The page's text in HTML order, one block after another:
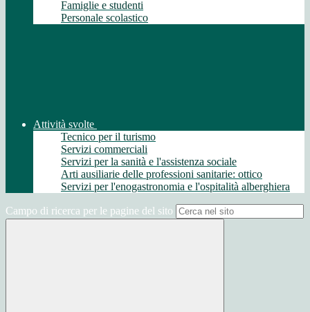
Famiglie e studenti
Personale scolastico
Attività svolte
Tecnico per il turismo
Servizi commerciali
Servizi per la sanità e l'assistenza sociale
Arti ausiliarie delle professioni sanitarie: ottico
Servizi per l'enogastronomia e l'ospitalità alberghiera
Campo di ricerca per le pagine del sito